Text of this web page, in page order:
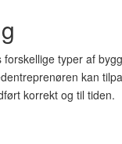
typer af
kan
korrekt og til tiden.